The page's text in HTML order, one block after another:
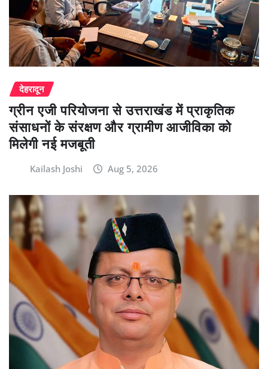
देहरादून
ग्रीन एजी परियोजना से उत्तराखंड में प्राकृतिक
संसाधनों के संरक्षण और ग्रामीण आजीविका को
मिलेगी नई मजबूती
Kailash Joshi Aug 5, 2026